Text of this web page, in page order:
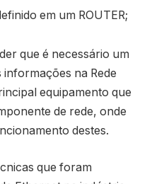
em um ROUTER;
que é necessário um
na Rede
equipamento que
de rede, onde
destes.
que foram